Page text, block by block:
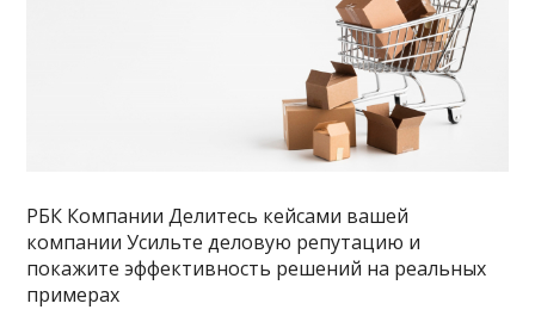
РБК Компании Делитесь кейсами вашей
компании Усильте деловую репутацию и
покажите эффективность решений на реальных
примерах